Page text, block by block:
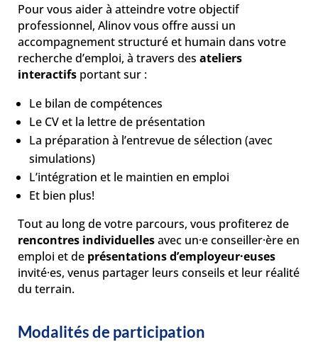
Pour vous aider à atteindre votre objectif
professionnel, Alinov vous offre aussi un
accompagnement structuré et humain dans votre
recherche d’emploi, à travers des ateliers
interactifs portant sur :
Le bilan de compétences
Le CV et la lettre de présentation
La préparation à l’entrevue de sélection (avec
simulations)
L’intégration et le maintien en emploi
Et bien plus!
Tout au long de votre parcours, vous profiterez de
rencontres individuellesavec un·e conseiller·ère en
emploi et de présentations d’employeur·euses
invité·es, venus partager leurs conseils et leur réalité
du terrain.
Modalités de participation